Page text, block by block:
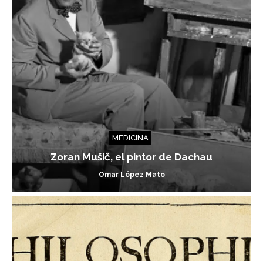
MEDICINA
Zoran Mušič, el pintor de Dachau
Omar López Mato